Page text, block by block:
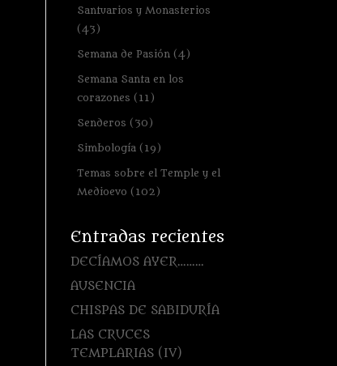
Santuarios y Monasterios
(43)
Semana de Pasión (4)
Semana Santa en los
corazones (11)
Senderos (30)
Simbología (19)
Temas sobre el Temple y el
Medioevo (102)
Entradas recientes
DECÍAMOS AYER………
AUSENCIA
CHISPAS DE SABIDURÍA
LAS CRUCES
TEMPLARIAS (IV)